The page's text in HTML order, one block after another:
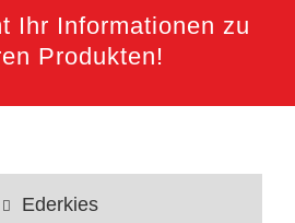
Ihr Informationen zu
Produkten!
Ederkies